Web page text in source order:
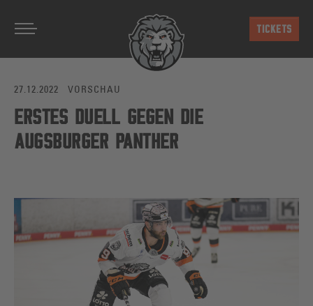
TICKETS
27.12.2022 VORSCHAU
ERSTES DUELL GEGEN DIE
AUGSBURGER PANTHER